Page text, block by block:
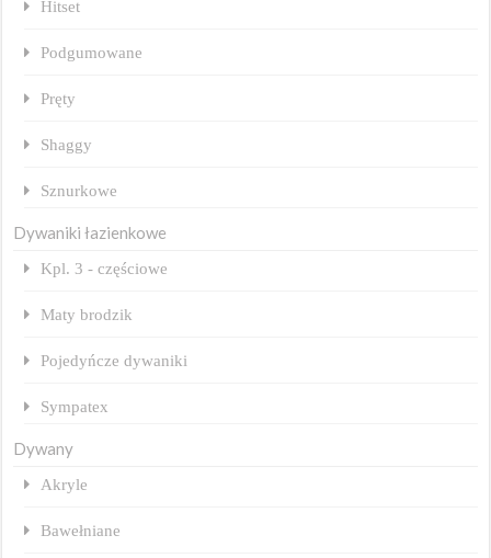
Hitset
Podgumowane
Pręty
Shaggy
Sznurkowe
Dywaniki łazienkowe
Kpl. 3 - częściowe
Maty brodzik
Pojedyńcze dywaniki
Sympatex
Dywany
Akryle
Bawełniane